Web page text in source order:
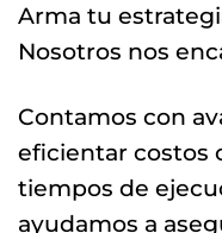
Arma tu
Nosotros nos
Contamos con
eficientar costos
tiempos de
ayudamos a